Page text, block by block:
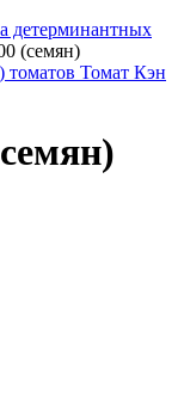
детерминантных
(семян)